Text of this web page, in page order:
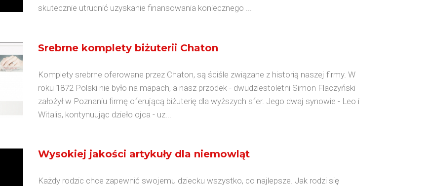
skutecznie utrudnić uzyskanie finansowania koniecznego ...
Srebrne komplety biżuterii Chaton
Komplety srebrne oferowane przez Chaton, są ściśle związane z historią naszej firmy. W
roku 1872 Polski nie było na mapach, a nasz przodek - dwudziestoletni Simon Flaczyński
założył w Poznaniu firmę oferującą biżuterię dla wyższych sfer. Jego dwaj synowie - Leo i
Witalis, kontynuując dzieło ojca - uz...
Wysokiej jakości artykuły dla niemowląt
Każdy rodzic chce zapewnić swojemu dziecku wszystko, co najlepsze. Jak rodzi się